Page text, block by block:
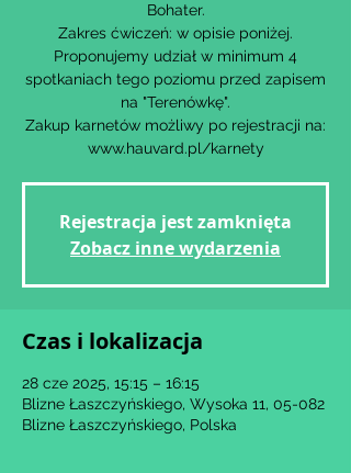
Bohater.
Zakres ćwiczeń: w opisie poniżej.
Proponujemy udział w minimum 4
spotkaniach tego poziomu przed zapisem
na "Terenówkę".
Zakup karnetów możliwy po rejestracji na:
www.hauvard.pl/karnety
Rejestracja jest zamknięta
Zobacz inne wydarzenia
Czas i lokalizacja
28 cze 2025, 15:15 – 16:15
Blizne Łaszczyńskiego, Wysoka 11, 05-082
Blizne Łaszczyńskiego, Polska